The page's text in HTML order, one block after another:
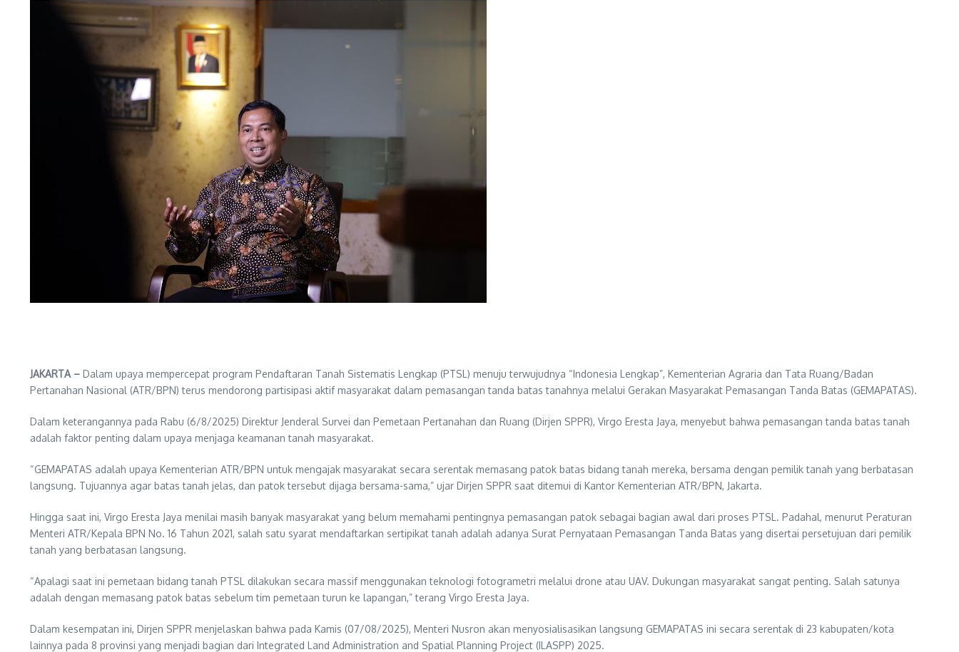
JAKARTA – Dalam upaya mempercepat program Pendaftaran Tanah Sistematis Lengkap (PTSL) menuju terwujudnya “Indonesia Lengkap”, Kementerian Agraria dan Tata Ruang/Badan
Pertanahan Nasional (ATR/BPN) terus mendorong partisipasi aktif masyarakat dalam pemasangan tanda batas tanahnya melalui Gerakan Masyarakat Pemasangan Tanda Batas (GEMAPATAS).
Dalam keterangannya pada Rabu (6/8/2025) Direktur Jenderal Survei dan Pemetaan Pertanahan dan Ruang (Dirjen SPPR), Virgo Eresta Jaya, menyebut bahwa pemasangan tanda batas tanah
adalah faktor penting dalam upaya menjaga keamanan tanah masyarakat.
“GEMAPATAS adalah upaya Kementerian ATR/BPN untuk mengajak masyarakat secara serentak memasang patok batas bidang tanah mereka, bersama dengan pemilik tanah yang berbatasan
langsung. Tujuannya agar batas tanah jelas, dan patok tersebut dijaga bersama-sama,” ujar Dirjen SPPR saat ditemui di Kantor Kementerian ATR/BPN, Jakarta.
Hingga saat ini, Virgo Eresta Jaya menilai masih banyak masyarakat yang belum memahami pentingnya pemasangan patok sebagai bagian awal dari proses PTSL. Padahal, menurut Peraturan
Menteri ATR/Kepala BPN No. 16 Tahun 2021, salah satu syarat mendaftarkan sertipikat tanah adalah adanya Surat Pernyataan Pemasangan Tanda Batas yang disertai persetujuan dari pemilik
tanah yang berbatasan langsung.
“Apalagi saat ini pemetaan bidang tanah PTSL dilakukan secara massif menggunakan teknologi fotogrametri melalui drone atau UAV. Dukungan masyarakat sangat penting. Salah satunya
adalah dengan memasang patok batas sebelum tim pemetaan turun ke lapangan,” terang Virgo Eresta Jaya.
Dalam kesempatan ini, Dirjen SPPR menjelaskan bahwa pada Kamis (07/08/2025), Menteri Nusron akan menyosialisasikan langsung GEMAPATAS ini secara serentak di 23 kabupaten/kota
lainnya pada 8 provinsi yang menjadi bagian dari Integrated Land Administration and Spatial Planning Project (ILASPP) 2025.